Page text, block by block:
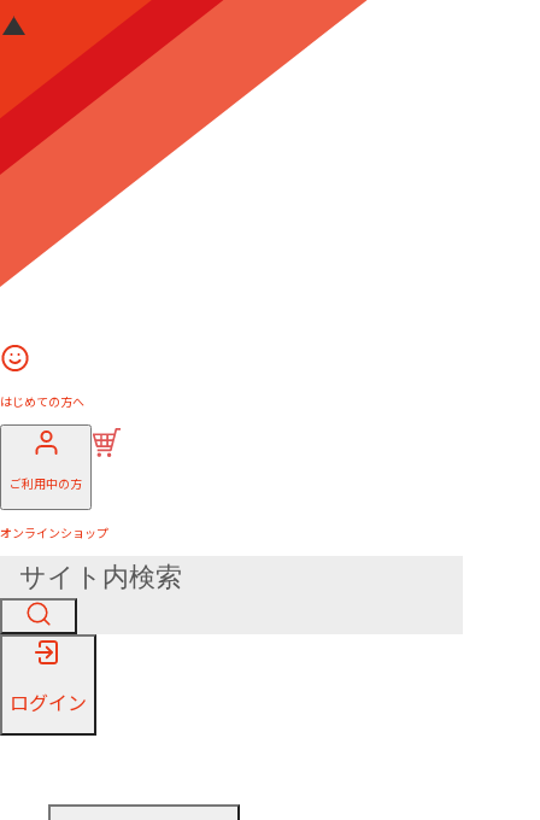
はじめての方へ
ご利用中の方
オンラインショップ
ログイン